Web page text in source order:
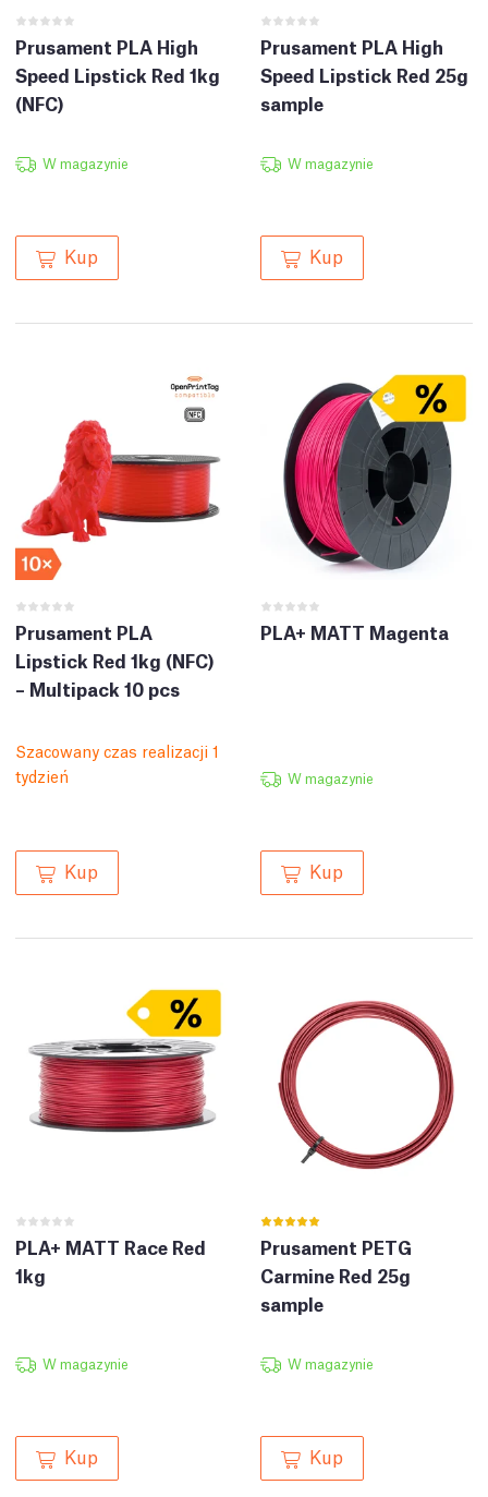
Prusament PLA High
Speed Lipstick Red 1kg
(NFC)
W magazynie
Kup
Prusament PLA High
Speed Lipstick Red 25g
sample
W magazynie
Kup
Prusament PLA
Lipstick Red 1kg (NFC)
– Multipack 10 pcs
Szacowany czas realizacji 1
tydzień
Kup
PLA+ MATT Magenta
W magazynie
Kup
PLA+ MATT Race Red
1kg
W magazynie
Kup
Prusament PETG
Carmine Red 25g
sample
W magazynie
Kup